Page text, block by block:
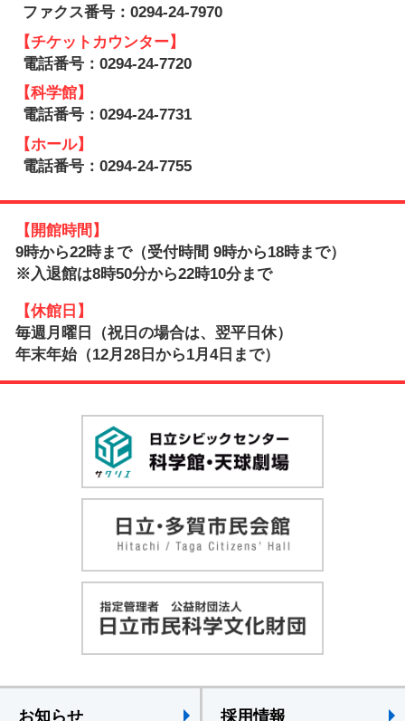
ファクス番号：0294-24-7970
【チケットカウンター】
電話番号：0294-24-7720
【科学館】
電話番号：0294-24-7731
【ホール】
電話番号：0294-24-7755
【開館時間】
9時から22時まで（受付時間 9時から18時まで）
※入退館は8時50分から22時10分まで
【休館日】
毎週月曜日（祝日の場合は、翌平日休）
年末年始（12月28日から1月4日まで）
お知らせ 採用情報